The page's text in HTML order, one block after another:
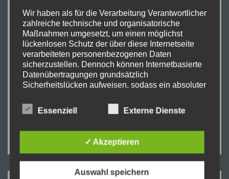
Website
Wir haben als für die Verarbeitung Verantwortlicher
zahlreiche technische und organisatorische
Maßnahmen umgesetzt, um einen möglichst
lückenlosen Schutz der über diese Internetseite
verarbeiteten personenbezogenen Daten
sicherzustellen. Dennoch können Internetbasierte
Datenübertragungen grundsätzlich
Sicherheitslücken aufweisen, sodass ein absoluter
diesem Grund steht es jeder betroffenen Person
frei, personenbezogene Daten auch auf
Die Datenschutzerklärung beruht auf den
Essenziell Externe Dienste
✓ Akzeptieren
Auswahl speichern